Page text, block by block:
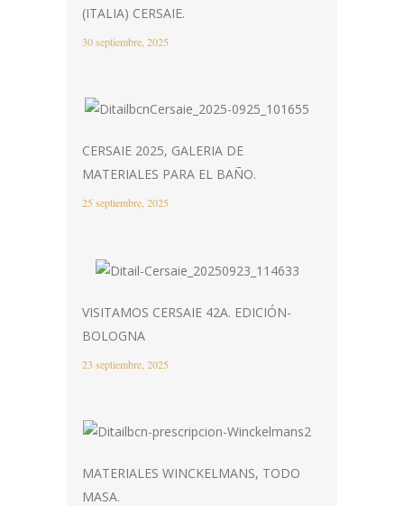
(ITALIA) CERSAIE.
30 septiembre, 2025
CERSAIE 2025, GALERIA DE
MATERIALES PARA EL BAÑO.
25 septiembre, 2025
VISITAMOS CERSAIE 42A. EDICIÓN-
BOLOGNA
23 septiembre, 2025
MATERIALES WINCKELMANS, TODO
MASA.